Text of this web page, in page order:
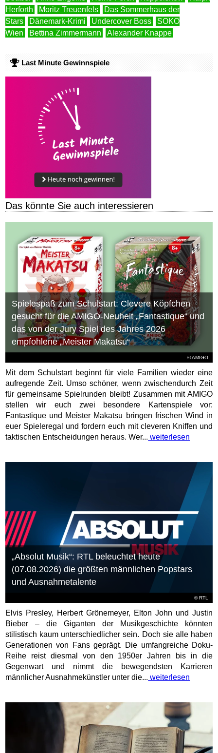
Herforth
Moritz Treuenfels
Das Sommerhaus der
Stars
Dänemark-Krimi Undercover Boss
SOKO
Wien
Bettina Zimmermann Alexander Knappe
Last Minute Gewinnspiele
Das könnte Sie auch interessieren
© AMIGO
Spielespaß zum Schulstart: Clevere Köpfchen
gesucht für die AMIGO-Neuheit „Fantastique“ und
das von der Jury Spiel des Jahres 2026
empfohlene „Meister Makatsu“
Mit dem Schulstart beginnt für viele Familien wieder eine
aufregende Zeit. Umso schöner, wenn zwischendurch Zeit
für gemeinsame Spielrunden bleibt! Zusammen mit AMIGO
stellen wir euch zwei besondere Kartenspiele vor:
Fantastique und Meister Makatsu bringen frischen Wind in
euer Spieleregal und fordern euch mit cleveren Kniffen und
taktischen Entscheidungen heraus. Wer... weiterlesen
©RTL
„Absolut Musik“: RTL beleuchtet heute
(07.08.2026) die größten männlichen Popstars
und Ausnahmetalente
Elvis Presley, Herbert Grönemeyer, Elton John und Justin
Bieber – die Giganten der Musikgeschichte könnten
stilistisch kaum unterschiedlicher sein. Doch sie alle haben
Generationen von Fans geprägt. Die umfangreiche Doku-
Reihe reist diesmal von den 1950er Jahren bis in die
Gegenwart und nimmt die bewegendsten Karrieren
männlicher Ausnahmekünstler unter die... weiterlesen